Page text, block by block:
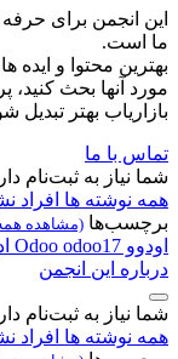
این انجمن برای
ما است.
بهترین محتوا و ایده
مورد آنها بحث کنید،
بازاریاب بهتر تبدیل
تماس با ما
شما نیاز به ثبت‌نام
همه نوشته ها افراد
برچسب‌ها (مشاهده
اودوو Odoo odoo17
درباره این انجمن
شما نیاز به ثبت‌نام
همه نوشته ها افراد